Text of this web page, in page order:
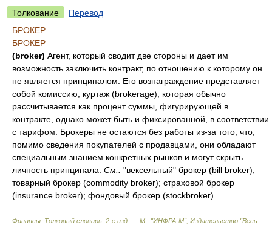
Толкование
Перевод
БРОКЕР
БРОКЕР
(broker) Агент, который сводит две стороны и дает им
возможность заключить контракт, по отношению к которому он
не является принципалом. Его вознаграждение представляет
собой комиссию, куртаж (brokerage), которая обычно
рассчитывается как процент суммы, фигурирующей в
контракте, однако может быть и фиксированной, в соответствии
с тарифом. Брокеры не остаются без работы из-за того, что,
помимо сведения покупателей с продавцами, они обладают
специальным знанием конкретных рынков и могут скрыть
личность принципала. Cм.: "вексельный" брокер (bill broker);
товарный брокер (commodity broker); страховой брокер
(insurance broker); фондовый брокер (stockbroker).
Финансы. Толковый словарь. 2-е изд. — М.: "ИНФРА-М", Издательство "Весь